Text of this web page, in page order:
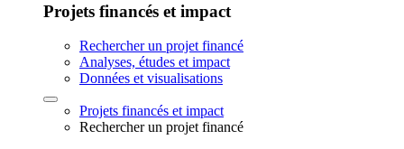
Projets financés et impact
Rechercher un projet financé
Analyses, études et impact
Données et visualisations
Projets financés et impact
Rechercher un projet financé